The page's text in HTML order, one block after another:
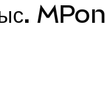
MPon